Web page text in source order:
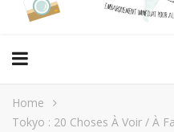
Home
Tokyo : 20 Choses À Voir / À